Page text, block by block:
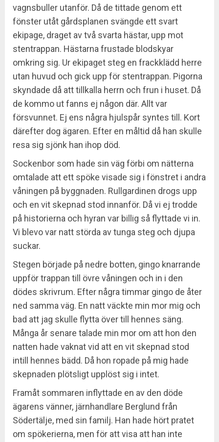
vagnsbuller utanför. Då de tittade genom ett
fönster utåt gårdsplanen svängde ett svart
ekipage, draget av två svarta hästar, upp mot
stentrappan. Hästarna frustade blodskyar
omkring sig. Ur ekipaget steg en frackklädd herre
utan huvud och gick upp för stentrappan. Pigorna
skyndade då att tillkalla herrn och frun i huset. Då
de kommo ut fanns ej någon där. Allt var
försvunnet. Ej ens några hjulspår syntes till. Kort
därefter dog ägaren. Efter en måltid då han skulle
resa sig sjönk han ihop död.
Sockenbor som hade sin väg förbi om nätterna
omtalade att ett spöke visade sig i fönstret i andra
våningen på byggnaden. Rullgardinen drogs upp
och en vit skepnad stod innanför. Då vi ej trodde
på historierna och hyran var billig så flyttade vi in.
Vi blevo var natt störda av tunga steg och djupa
suckar.
Stegen började på nedre botten, gingo knarrande
uppför trappan till övre våningen och in i den
dödes skrivrum. Efter några timmar gingo de åter
ned samma väg. En natt väckte min mor mig och
bad att jag skulle flytta över till hennes säng.
Många år senare talade min mor om att hon den
natten hade vaknat vid att en vit skepnad stod
intill hennes bädd. Då hon ropade på mig hade
skepnaden plötsligt upplöst sig i intet.
Framåt sommaren inflyttade en av den döde
ägarens vänner, järnhandlare Berglund från
Södertälje, med sin familj. Han hade hört pratet
om spökerierna, men för att visa att han inte